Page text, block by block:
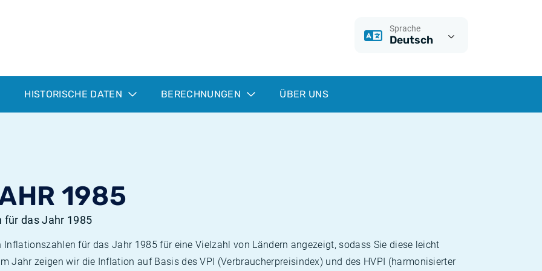
Sprache
Deutsch
HISTORISCHE DATEN BERECHNUNGEN ÜBER UNS
1985
das Jahr 1985
für das Jahr 1985 für eine Vielzahl von Ländern angezeigt, sodass Sie diese leicht
Jahr zeigen wir die Inflation auf Basis des VPI (Verbraucherpreisindex) und des HVPI (harmonisierter